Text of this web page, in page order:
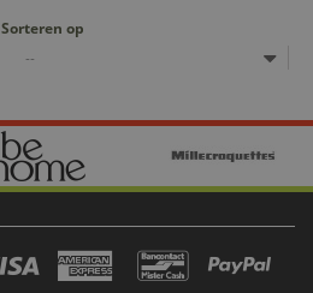
Sorteren op
--